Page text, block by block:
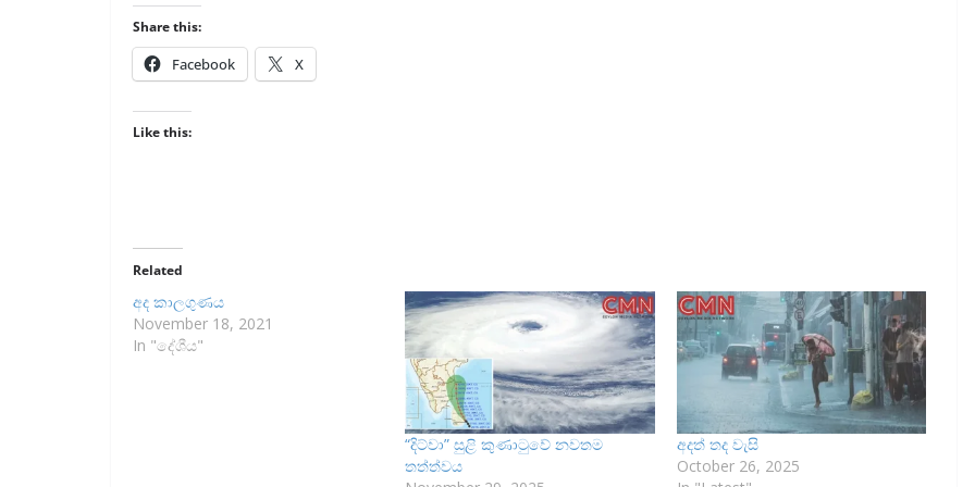
Share this:
Facebook X
Like this:
Related
අද කාලගුණය
November 18, 2021
In "දේශීය"
“දිට්වා” සුළි කුණාටුවේ නවතම
තත්ත්වය
අදත් තද වැසි
October 26, 2025